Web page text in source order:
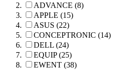
ADVANCE (8)
APPLE (15)
ASUS (22)
CONCEPTRONIC (14)
DELL (24)
EQUIP (25)
EWENT (38)